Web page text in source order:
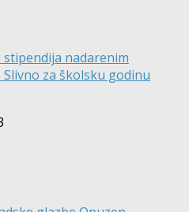
nadarenim
za školsku godinu